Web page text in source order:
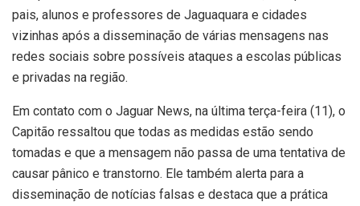
pais, alunos e professores de Jaguaquara e cidades
vizinhas após a disseminação de várias mensagens nas
redes sociais sobre possíveis ataques a escolas públicas
e privadas na região.
Em contato com o Jaguar News, na última terça-feira (11), o
Capitão ressaltou que todas as medidas estão sendo
tomadas e que a mensagem não passa de uma tentativa de
causar pânico e transtorno. Ele também alerta para a
disseminação de notícias falsas e destaca que a prática